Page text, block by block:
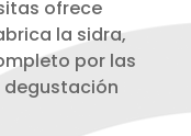
ofrece
la sidra,
por las
degustación